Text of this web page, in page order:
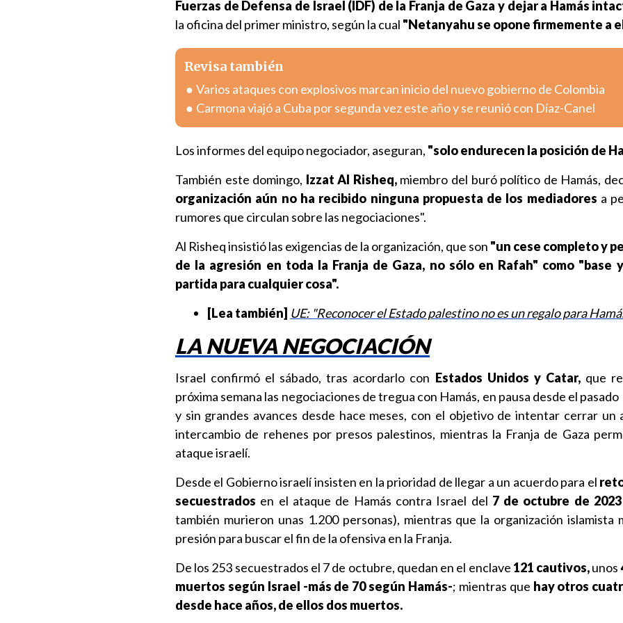
Fuerzas de Defensa de Israel (IDF) de la Franja de Gaza y dejar a Hamás
la oficina del primer ministro, según la cual "Netanyahu se opone firmemente a
Revisa también
Varios ataques con explosivos marcan inicio del nuevo gobierno de Colombia
Carmona viajó a Cuba por segunda vez este año y se reunió con Díaz-Canel
Los informes del equipo negociador, aseguran, "solo endurecen la posición de
También este domingo, Izzat Al Risheq,miembro del buró político de Hamás,
organización aún no ha recibido ninguna propuesta de los mediadores a
rumores que circulan sobre las negociaciones".
Al Risheq insistió las exigencias de la organización, que son "un cese completo y
de la agresión en toda la Franja de Gaza, no sólo en Rafah" como "base
partida para cualquier cosa".
[Lea también] UE: "Reconocer el Estado palestino no es un regalo para
LA NUEVA NEGOCIACIÓN
Israel confirmó el sábado, tras acordarlo con Estados Unidos y Catar,que
próxima semana las negociaciones de tregua con Hamás, en pausa desde el pasado
y sin grandes avances desde hace meses, con el objetivo de intentar cerrar un
intercambio de rehenes por presos palestinos, mientras la Franja de Gaza
ataque israelí.
Desde el Gobierno israelí insisten en la prioridad de llegar a un acuerdo para el
secuestrados en el ataque de Hamás contra Israel del 7 de octubre de 2023
también murieron unas 1.200 personas), mientras que la organización islamista
presión para buscar el fin de la ofensiva en la Franja.
De los 253 secuestrados el 7 de octubre, quedan en el enclave 121 cautivos,unos
muertos según Israel -más de 70 según Hamás-; mientras que hay otros
desde hace años, de ellos dos muertos.